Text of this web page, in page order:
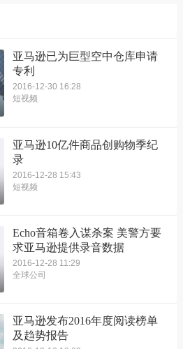
亚马逊已为巨型空中仓库申请
专利
2016-12-30 16:28
短视频
亚马逊10亿件商品创购物季纪
录
2016-12-28 15:43
短视频
Echo音箱卷入谋杀案 美警方要
求亚马逊提供录音数据
2016-12-28 11:29
全球公司
亚马逊发布2016年度阅读榜单
及趋势报告